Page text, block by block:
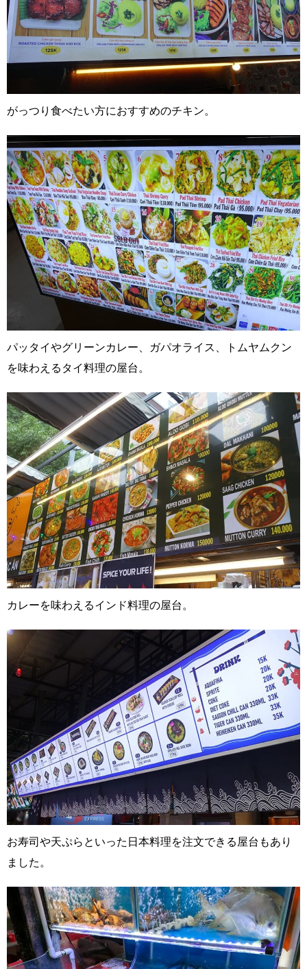
がっつり食べたい方におすすめのチキン。
パッタイやグリーンカレー、ガパオライス、トムヤムクン
を味わえるタイ料理の屋台。
カレーを味わえるインド料理の屋台。
お寿司や天ぷらといった日本料理を注文できる屋台もあり
ました。